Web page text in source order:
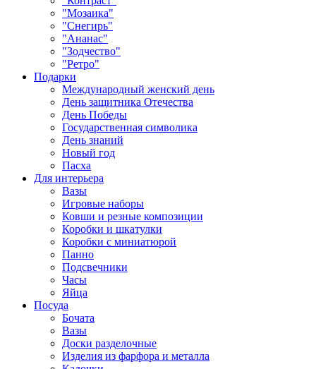
"Мозаика"
"Снегирь"
"Ананас"
"Зодчество"
"Ретро"
Подарки
Международный женский день
День защитника Отечества
День Победы
Государственная символика
День знаний
Новый год
Пасха
Для интерьера
Вазы
Игровые наборы
Ковши и резные композиции
Коробки и шкатулки
Коробки с миниатюрой
Панно
Подсвечники
Часы
Яйца
Посуда
Бочата
Вазы
Доски разделочные
Изделия из фарфора и металла